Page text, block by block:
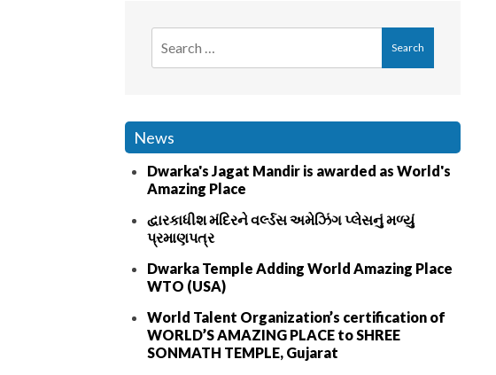
News
Dwarka's Jagat Mandir is awarded as World's
Amazing Place
દ્વારકાધીશ મંદિરને વર્લ્ડસ અમેઝિંગ પ્લેસનું મળ્યું
પ્રમાણપત્ર
Dwarka Temple Adding World Amazing Place
WTO (USA)
World Talent Organization’s certification of
WORLD’S AMAZING PLACE to SHREE
SONMATH TEMPLE, Gujarat